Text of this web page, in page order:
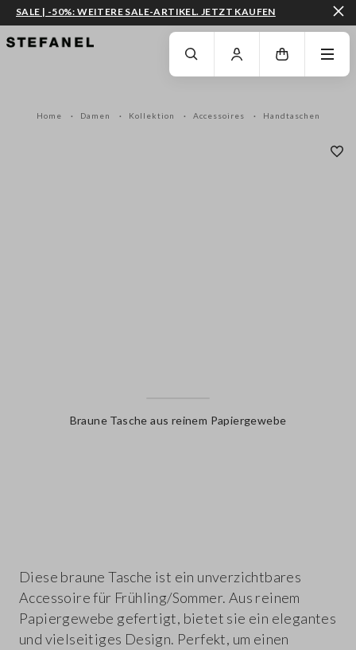
ZUM HAUPTINHALT SPRINGEN GEHEN SIE ZUM ENDE DER SEITE
SALE | -50%: WEITERE SALE-ARTIKEL. JETZT KAUFEN
Home Damen Kollektion Accessoires Handtaschen
Braune Tasche aus reinem Papiergewebe
Diese braune Tasche ist ein unverzichtbares
Accessoire für Frühling/Sommer. Aus reinem
Papiergewebe gefertigt, bietet sie ein elegantes
und vielseitiges Design. Perfekt, um einen